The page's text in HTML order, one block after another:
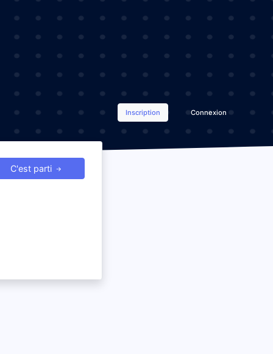
Inscription Connexion
C'est parti